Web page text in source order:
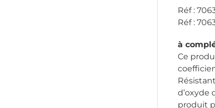
Réf :
Réf :
à
Ce
d’oxyde
produit